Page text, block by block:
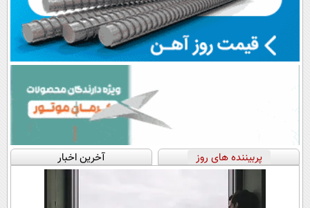
پربیننده های روز آخرین اخبار